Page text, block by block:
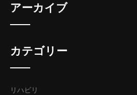
アーカイブ
カテゴリー
リハビリ